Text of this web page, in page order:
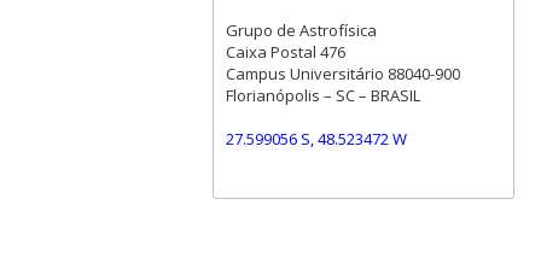
Grupo de Astrofísica
Caixa Postal 476
Campus Universitário 88040-900
Florianópolis – SC – BRASIL
27.599056 S, 48.523472 W